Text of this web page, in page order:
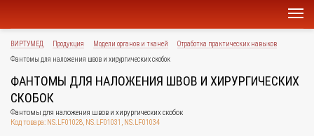
ВИРТУМЕД Продукция Модели органов и тканей
Отработка практических навыков
Фантомы для наложения швов и хирургических скобок
ФАНТОМЫ ДЛЯ НАЛОЖЕНИЯ ШВОВ И ХИРУРГИЧЕСКИХ
СКОБОК
Фантомы для наложения швов и хирургических скобок
Код товара: NS.LF01028, NS.LF01031, NS.LF01034